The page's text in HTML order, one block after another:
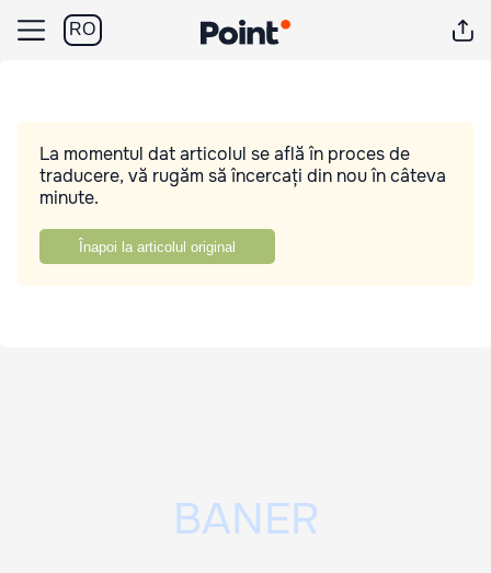
RO
La momentul dat articolul se află în proces de
traducere, vă rugăm să încercați din nou în câteva
minute.
Înapoi la articolul original